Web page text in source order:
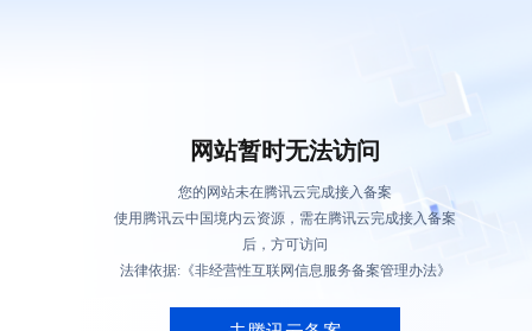
网站暂时无法访问
您的网站未在腾讯云完成接入备案
使用腾讯云中国境内云资源，需在腾讯云完成接入备案
后，方可访问
法律依据:《非经营性互联网信息服务备案管理办法》